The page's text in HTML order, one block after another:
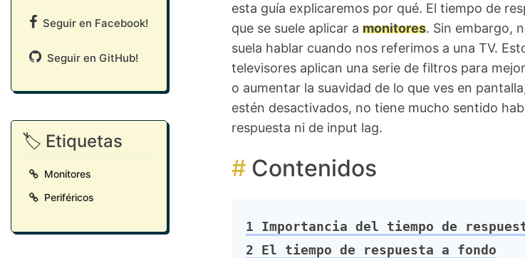
Seguir en Facebook!
Seguir en GitHub!
🏷️ Etiquetas
Monitores
Periféricos
esta guía explicaremos por qué. El tiempo de
que se suele aplicar a monitores. Sin embargo,
suela hablar cuando nos referimos a una TV.
televisores aplican una serie de filtros para
o aumentar la suavidad de lo que ves en
estén desactivados, no tiene mucho sentido
respuesta ni de input lag.
Contenidos
1 Importancia del tiempo de
2 El tiempo de respuesta a fondo